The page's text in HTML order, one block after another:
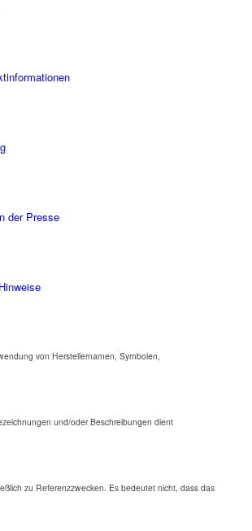
der Presse
von Herstellernamen, Symbolen,
und/oder Beschreibungen dient
zu Referenzzwecken. Es bedeutet nicht, dass das